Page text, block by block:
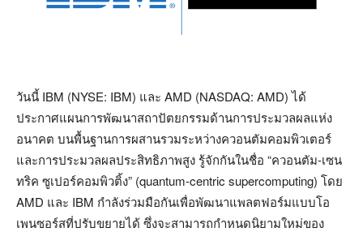
วันนี้ IBM (NYSE: IBM) และ AMD (NASDAQ: AMD) ได้
ประกาศแผนการพัฒนาสถาปัตยกรรมด้านการประมวลผลแห่ง
อนาคต บนพื้นฐานการผสานรวมระหว่างควอนตัมคอมพิวเตอร์
และการประมวลผลประสิทธิภาพสูง รู้จักกันในชื่อ “ควอนตัม-เซน
ทริค ซูเปอร์คอมพิวติ้ง” (quantum-centric supercomputing) โดย
AMD และ IBM กำลังร่วมมือกันเพื่อพัฒนาแพลตฟอร์มแบบโอ
เพนซอร์สที่ปรับขยายได้ ซึ่งจะสามารถกำหนดนิยามใหม่ของ